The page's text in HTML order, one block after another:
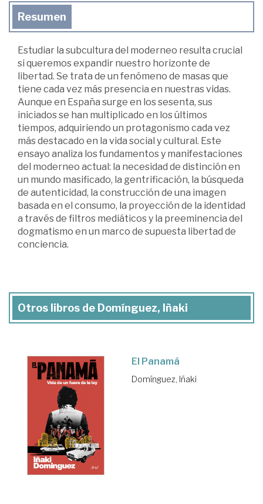
Resumen
Estudiar la subcultura del moderneo resulta crucial
si queremos expandir nuestro horizonte de
libertad. Se trata de un fenómeno de masas que
tiene cada vez más presencia en nuestras vidas.
Aunque en España surge en los sesenta, sus
iniciados se han multiplicado en los últimos
tiempos, adquiriendo un protagonismo cada vez
más destacado en la vida social y cultural. Este
ensayo analiza los fundamentos y manifestaciones
del moderneo actual: la necesidad de distinción en
un mundo masificado, la gentrificación, la búsqueda
de autenticidad, la construcción de una imagen
basada en el consumo, la proyección de la identidad
a través de filtros mediáticos y la preeminencia del
dogmatismo en un marco de supuesta libertad de
conciencia.
Otros libros de Domínguez, Iñaki
El Panamá
Domínguez, Iñaki